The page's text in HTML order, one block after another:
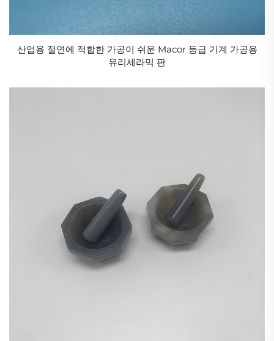
산업용 절연에 적합한 가공이 쉬운 Macor 등급 기계 가공용
유리세라믹 판